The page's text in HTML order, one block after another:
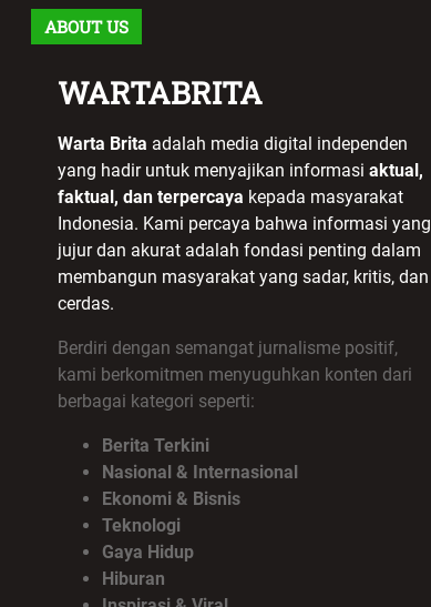
ABOUT US
WARTABRITA
Warta Brita adalah media digital independen
yang hadir untuk menyajikan informasi aktual,
faktual, dan terpercaya kepada masyarakat
Indonesia. Kami percaya bahwa informasi yang
jujur dan akurat adalah fondasi penting dalam
membangun masyarakat yang sadar, kritis, dan
cerdas.
Berdiri dengan semangat jurnalisme positif,
kami berkomitmen menyuguhkan konten dari
berbagai kategori seperti:
Berita Terkini
Nasional & Internasional
Ekonomi & Bisnis
Teknologi
Gaya Hidup
Hiburan